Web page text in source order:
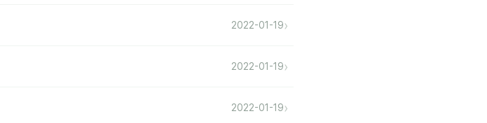
2022-01-19›
2022-01-19›
2022-01-19›